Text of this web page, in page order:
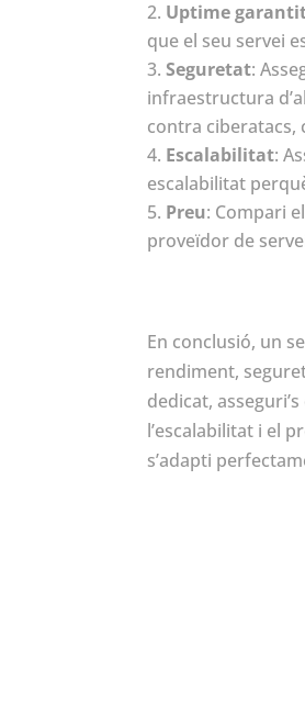
Uptime
que el seu servei
Seguretat:
infraestructura
contra ciberatacs,
Escalabilitat:
escalabilitat
Preu: Compari
proveïdor de
En conclusió, un
rendiment,
dedicat,
l’escalabilitat i el
s’adapti